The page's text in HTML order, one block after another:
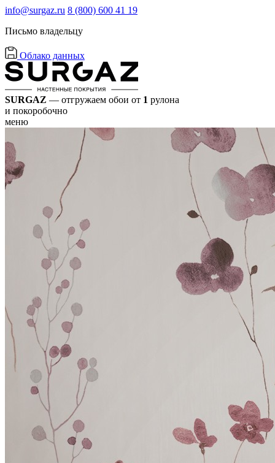
info@surgaz.ru 8 (800) 600 41 19
Письмо владельцу
Облако данных
SURGAZ — отгружаем обои от 1 рулона
и покоробочно
меню